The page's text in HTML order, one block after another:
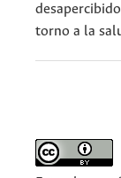
torno a la